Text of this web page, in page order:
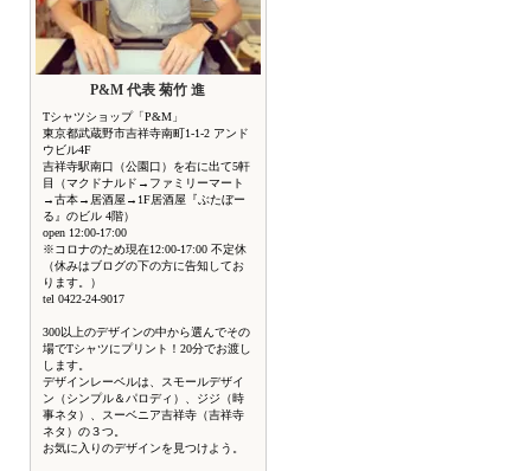
P&M 代表 菊竹 進
Tシャツショップ「P&M」
東京都武蔵野市吉祥寺南町1-1-2 アンド
ウビル4F
吉祥寺駅南口（公園口）を右に出て5軒
目（マクドナルド→ファミリーマート
→古本→居酒屋→1F居酒屋『ぶたぼー
る』のビル 4階）
open 12:00-17:00
※コロナのため現在12:00-17:00 不定休
（休みはブログの下の方に告知してお
ります。）
tel 0422-24-9017
300以上のデザインの中から選んでその
場でTシャツにプリント！20分でお渡し
します。
デザインレーベルは、スモールデザイ
ン（シンプル＆パロディ）、ジジ（時
事ネタ）、スーベニア吉祥寺（吉祥寺
ネタ）の３つ。
お気に入りのデザインを見つけよう。